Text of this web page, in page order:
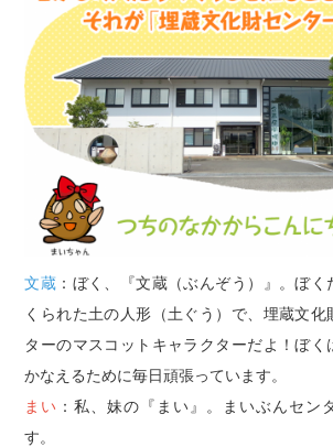
文蔵 ：ぼく、『文蔵（ぶんぞう）』。ぼ
くられた土の人形（土ぐう）で、埋蔵文化
ターのマスコットキャラクターだよ！ぼく
かなえるために毎日頑張っています。
まい ：私、妹の『まい』。まいぶんセン
す。